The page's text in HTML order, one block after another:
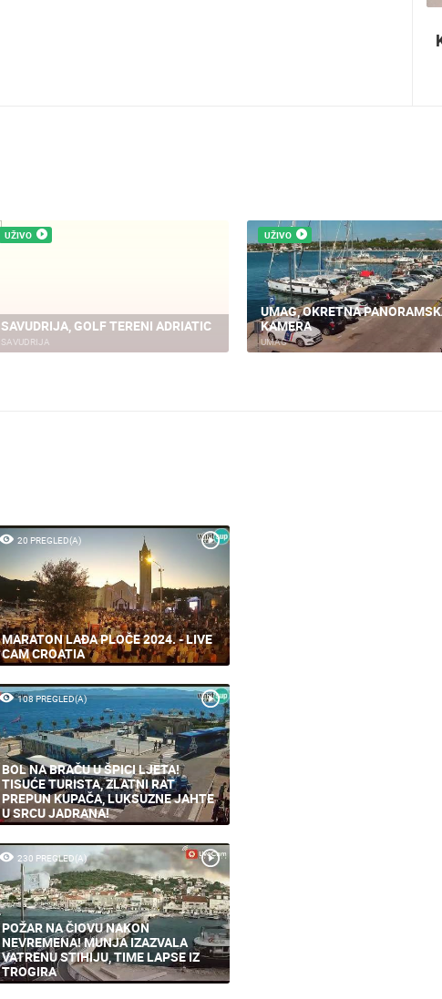
UŽIVO
SAVUDRIJA, GOLF TERENI ADRIATIC
SAVUDRIJA
UŽIVO
UMAG, OKRETNA
KAMERA
UMAG
20 PREGLED(A)
MARATON LAĐA PLOČE 2024. - LIVE
CAM CROATIA
108 PREGLED(A)
BOL NA BRAČU U ŠPICI LJETA!
TISUĆE TURISTA, ZLATNI RAT
PREPUN KUPAČA, LUKSUZNE JAHTE
U SRCU JADRANA!
230 PREGLED(A)
POŽAR NA ČIOVU NAKON
NEVREMENA! MUNJA IZAZVALA
VATRENU STIHIJU, TIME LAPSE IZ
TROGIRA